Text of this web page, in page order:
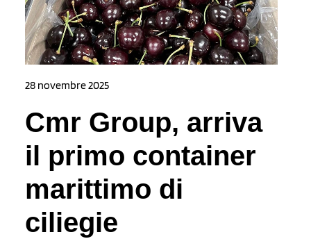
28 novembre 2025
Cmr Group, arriva
il primo container
marittimo di
ciliegie